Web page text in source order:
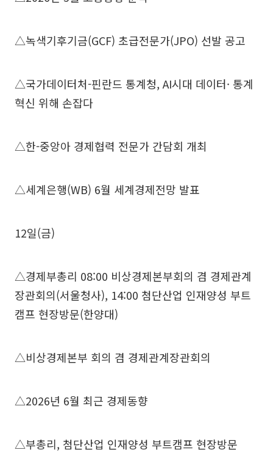
△녹색기후기금(GCF) 초급전문가(JPO) 선발 공고
△국가데이터처-핀란드 통계청, AI시대 데이터· 통계
혁신 위해 손잡다
△한-중앙아 경제협력 전문가 간담회 개최
△세계은행(WB) 6월 세계경제전망 발표
12일(금)
△경제부총리 08:00 비상경제본부회의 겸 경제관계
장관회의(서울청사), 14:00 첨단산업 인재양성 부트
캠프 현장방문(한양대)
△비상경제본부 회의 겸 경제관계장관회의
△2026년 6월 최근 경제동향
△부총리, 첨단산업 인재양성 부트캠프 현장방문